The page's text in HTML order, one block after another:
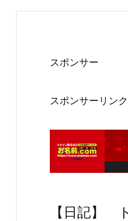
スポンサー
スポンサーリンク
【日記】